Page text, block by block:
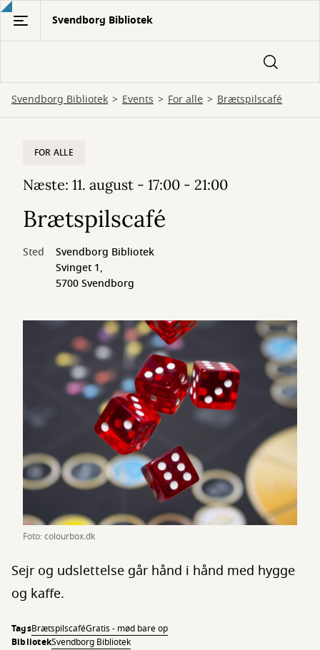
Gå
hovedindhold
Svendborg Bibliotek
Svendborg Bibliotek Events For alle Brætspilscafé
Foto: colourbox.dk
FOR ALLE
Næste: 11. august - 17:00 - 21:00
Brætspilscafé
Sted
Svendborg Bibliotek
Svinget 1,
5700 Svendborg
Sejr og udslettelse går hånd i hånd med hygge
og kaffe.
TagsBrætspilscaféGratis - mød bare op
BibliotekSvendborg Bibliotek